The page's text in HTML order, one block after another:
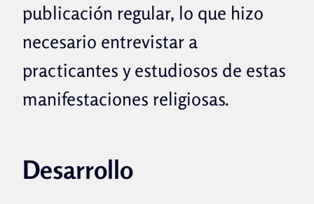
publicación regular, lo que hizo
necesario entrevistar a
practicantes y estudiosos de estas
manifestaciones religiosas.
Desarrollo